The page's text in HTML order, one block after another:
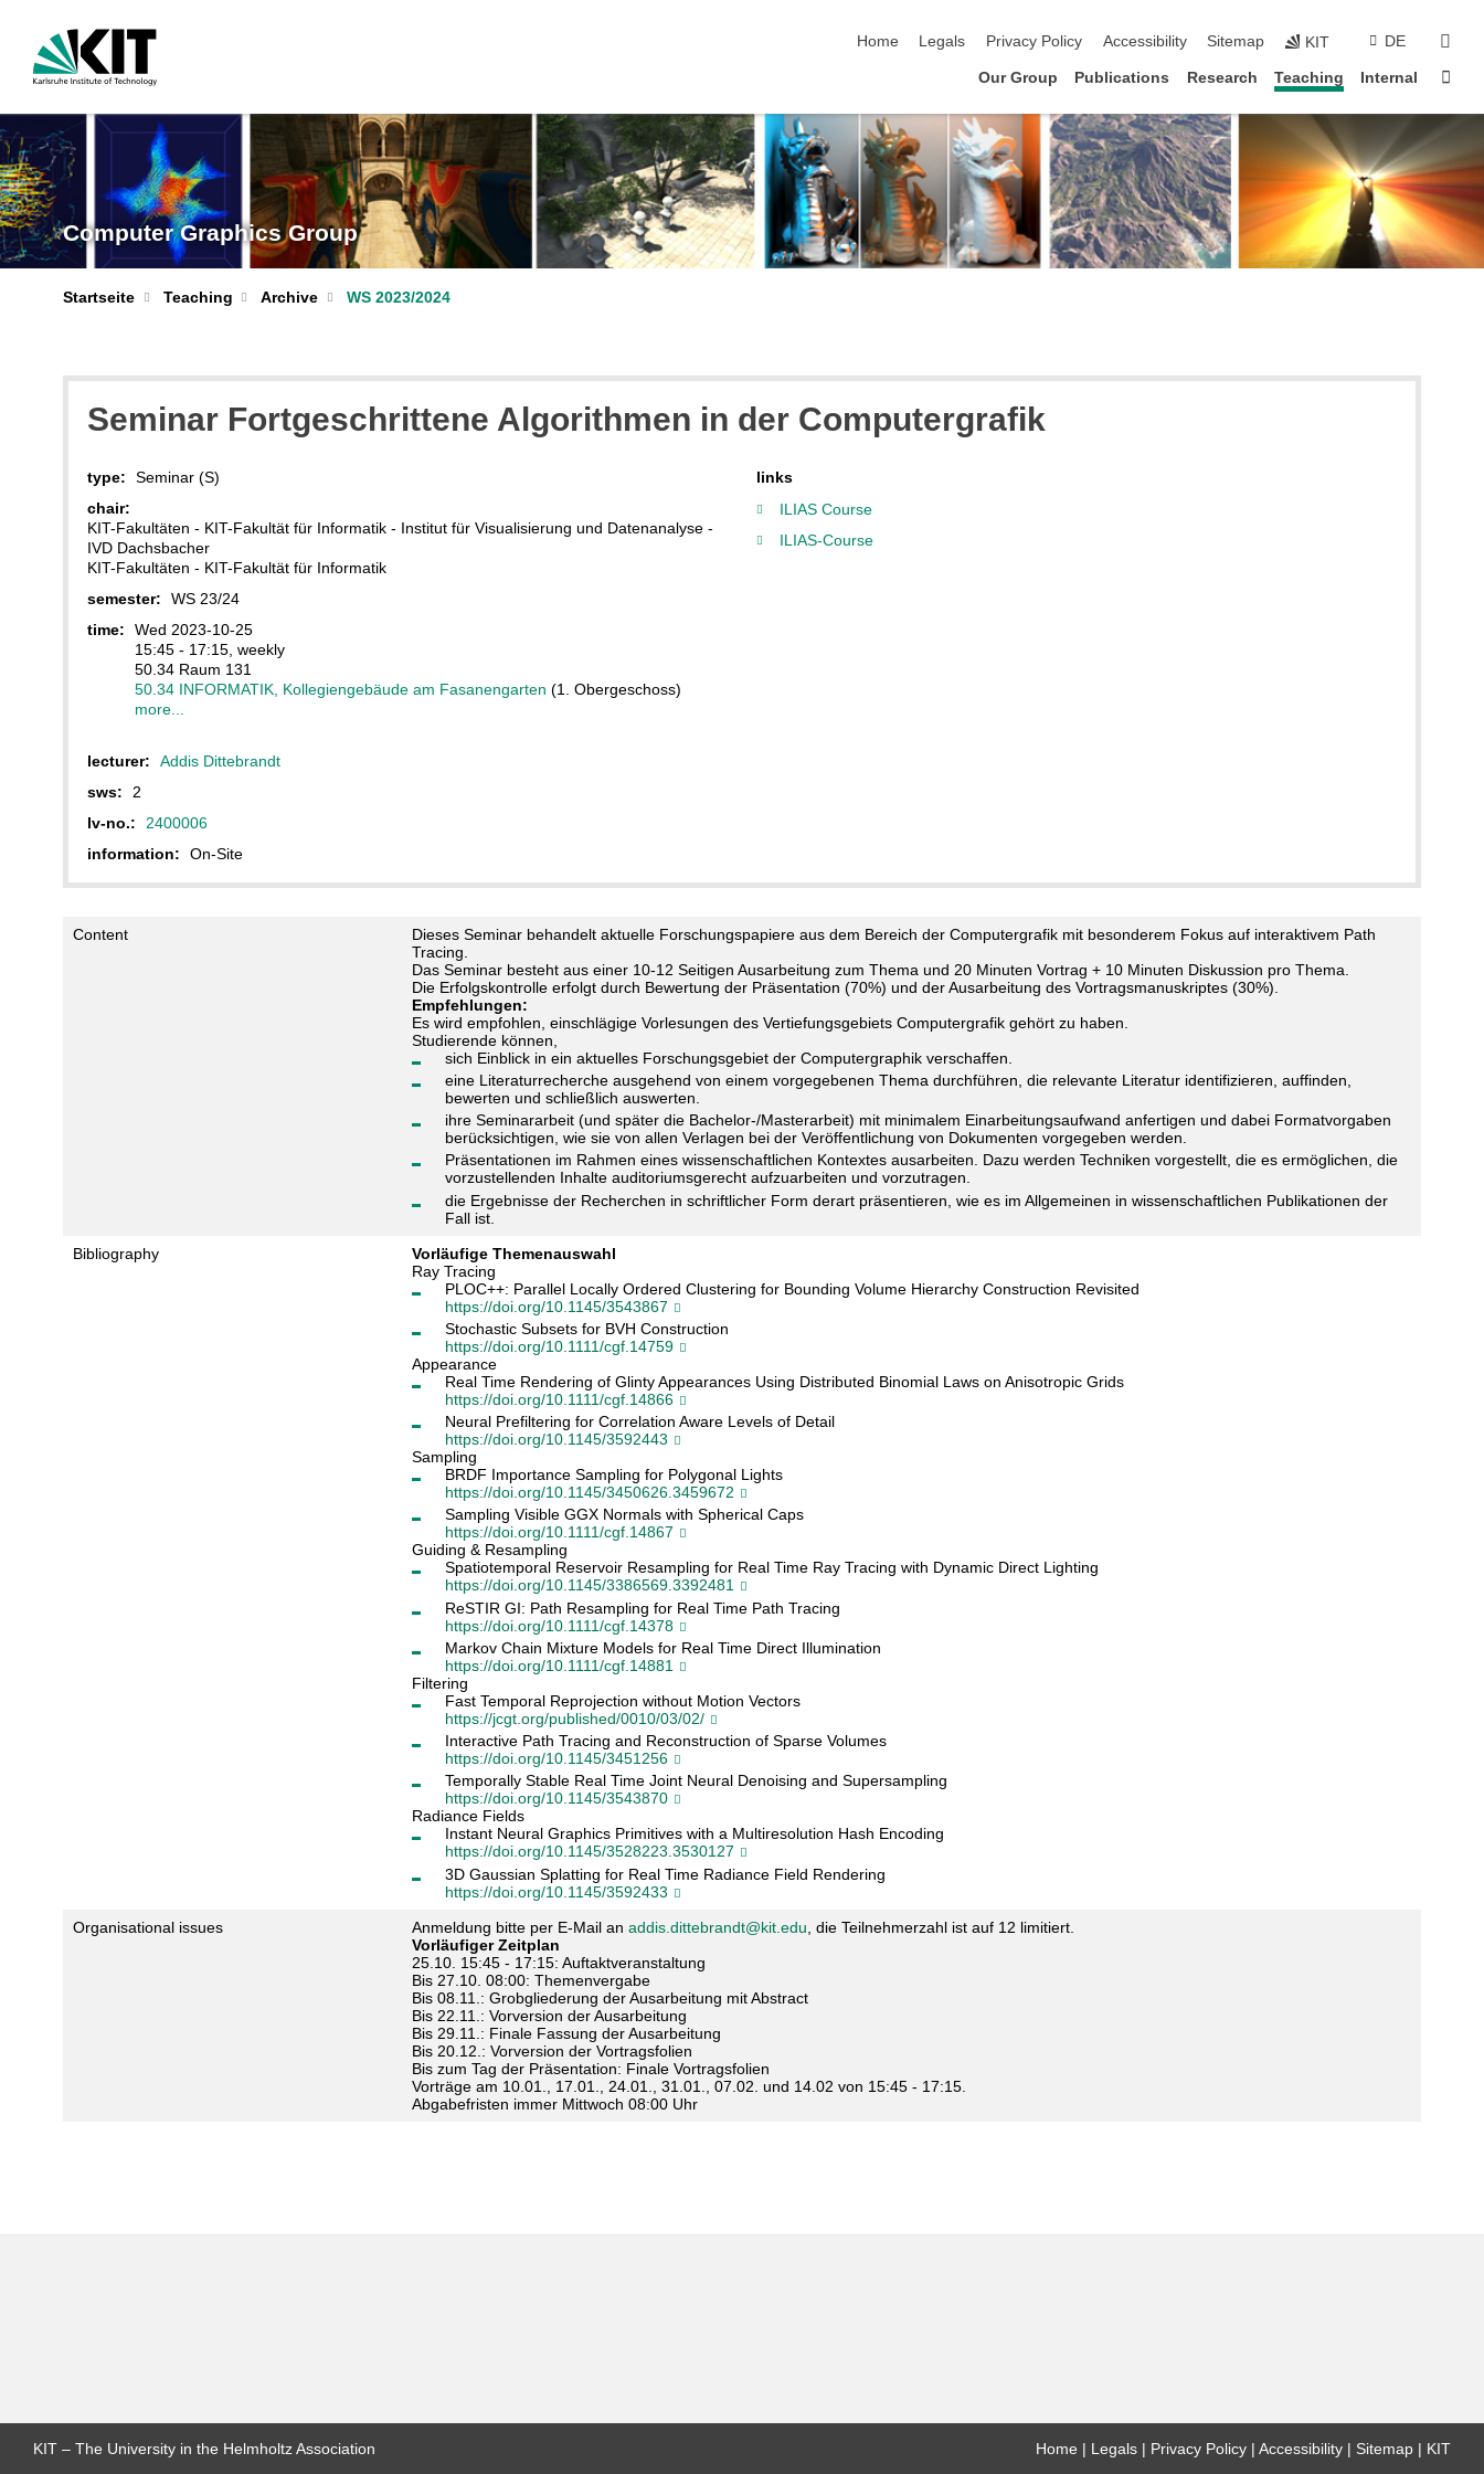
Home
Legals Privacy Policy Accessibility Sitemap KIT DE
Our Group Publications Research Teaching Internal
Computer Graphics Group
Startseite Teaching Archive WS 2023/2024
Seminar Fortgeschrittene Algorithmen in der Computergrafik
type:
Seminar (S)
chair:
KIT-Fakultäten - KIT-Fakultät für Informatik - Institut für Visualisierung und Datenanalyse -
IVD Dachsbacher
KIT-Fakultäten - KIT-Fakultät für Informatik
semester:
WS 23/24
time:
Wed 2023-10-25
15:45 - 17:15, weekly
50.34 Raum 131
50.34 INFORMATIK, Kollegiengebäude am Fasanengarten (1. Obergeschoss)
more...
lecturer:
Addis Dittebrandt
sws:
2
lv-no.:
2400006
information:
On-Site
links
ILIAS Course
ILIAS-Course
Content
Dieses Seminar behandelt aktuelle Forschungspapiere aus dem Bereich der Computergrafik mit besonderem Fokus auf interaktivem Path
Tracing.
Das Seminar besteht aus einer 10-12 Seitigen Ausarbeitung zum Thema und 20 Minuten Vortrag + 10 Minuten Diskussion pro Thema.
Die Erfolgskontrolle erfolgt durch Bewertung der Präsentation (70%) und der Ausarbeitung des Vortragsmanuskriptes (30%).
Empfehlungen:
Es wird empfohlen, einschlägige Vorlesungen des Vertiefungsgebiets Computergrafik gehört zu haben.
Studierende können,
sich Einblick in ein aktuelles Forschungsgebiet der Computergraphik verschaffen.
eine Literaturrecherche ausgehend von einem vorgegebenen Thema durchführen, die relevante Literatur identifizieren, auffinden,
bewerten und schließlich auswerten.
ihre Seminararbeit (und später die Bachelor-/Masterarbeit) mit minimalem Einarbeitungsaufwand anfertigen und dabei Formatvorgaben
berücksichtigen, wie sie von allen Verlagen bei der Veröffentlichung von Dokumenten vorgegeben werden.
Präsentationen im Rahmen eines wissenschaftlichen Kontextes ausarbeiten. Dazu werden Techniken vorgestellt, die es ermöglichen, die
vorzustellenden Inhalte auditoriumsgerecht aufzuarbeiten und vorzutragen.
die Ergebnisse der Recherchen in schriftlicher Form derart präsentieren, wie es im Allgemeinen in wissenschaftlichen Publikationen der
Fall ist.
Bibliography
Vorläufige Themenauswahl
Ray Tracing
PLOC++: Parallel Locally Ordered Clustering for Bounding Volume Hierarchy Construction Revisited
https://doi.org/10.1145/3543867
Stochastic Subsets for BVH Construction
https://doi.org/10.1111/cgf.14759
Appearance
Real Time Rendering of Glinty Appearances Using Distributed Binomial Laws on Anisotropic Grids
https://doi.org/10.1111/cgf.14866
Neural Prefiltering for Correlation Aware Levels of Detail
https://doi.org/10.1145/3592443
Sampling
BRDF Importance Sampling for Polygonal Lights
https://doi.org/10.1145/3450626.3459672
Sampling Visible GGX Normals with Spherical Caps
https://doi.org/10.1111/cgf.14867
Guiding & Resampling
Spatiotemporal Reservoir Resampling for Real Time Ray Tracing with Dynamic Direct Lighting
https://doi.org/10.1145/3386569.3392481
ReSTIR GI: Path Resampling for Real Time Path Tracing
https://doi.org/10.1111/cgf.14378
Markov Chain Mixture Models for Real Time Direct Illumination
https://doi.org/10.1111/cgf.14881
Filtering
Fast Temporal Reprojection without Motion Vectors
https://jcgt.org/published/0010/03/02/
Interactive Path Tracing and Reconstruction of Sparse Volumes
https://doi.org/10.1145/3451256
Temporally Stable Real Time Joint Neural Denoising and Supersampling
https://doi.org/10.1145/3543870
Radiance Fields
Instant Neural Graphics Primitives with a Multiresolution Hash Encoding
https://doi.org/10.1145/3528223.3530127
3D Gaussian Splatting for Real Time Radiance Field Rendering
https://doi.org/10.1145/3592433
Organisational issues
Anmeldung bitte per E-Mail an addis.dittebrandt@kit.edu , die Teilnehmerzahl ist auf 12 limitiert.
Vorläufiger Zeitplan
25.10. 15:45 - 17:15: Auftaktveranstaltung
Bis 27.10. 08:00: Themenvergabe
Bis 08.11.: Grobgliederung der Ausarbeitung mit Abstract
Bis 22.11.: Vorversion der Ausarbeitung
Bis 29.11.: Finale Fassung der Ausarbeitung
Bis 20.12.: Vorversion der Vortragsfolien
Bis zum Tag der Präsentation: Finale Vortragsfolien
Vorträge am 10.01., 17.01., 24.01., 31.01., 07.02. und 14.02 von 15:45 - 17:15.
Abgabefristen immer Mittwoch 08:00 Uhr
KIT – The University in the Helmholtz Association Home Legals Privacy Policy Accessibility Sitemap KIT